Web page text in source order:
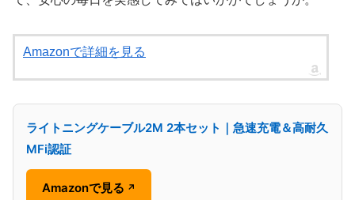
Amazonで詳細を見る
ライトニングケーブル2M 2本セット｜急速充電＆高耐久
MFi認証
Amazonで見る ↗